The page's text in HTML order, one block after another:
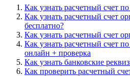
Как узнать расчетный счет
Как узнать расчетный счет
бесплатно?
Как узнать расчетный счет
Как узнать расчетный счет
онлайн + проверка
Как узнать банковские
Как проверить расчетный